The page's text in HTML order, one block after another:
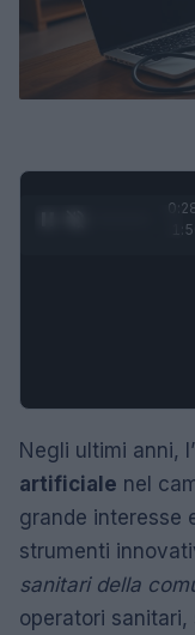
Negli ultimi anni,
artificiale nel
grande interesse
strumenti
sanitari della
operatori sanitari,